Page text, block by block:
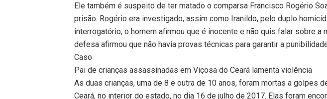
Ele também é suspeito de ter matado o comparsa Francisco Rogério
prisão. Rogério era investigado, assim como Iranildo, pelo duplo
interrogatório, o homem afirmou que é inocente e não quis falar sobre a
defesa afirmou que não havia provas técnicas para garantir a
Caso
Pai de crianças assassinadas em Viçosa do Ceará lamenta violência
As duas crianças, uma de 8 e outra de 10 anos, foram mortas a golpes
Ceará, no interior do estado, no dia 16 de julho de 2017. Elas foram